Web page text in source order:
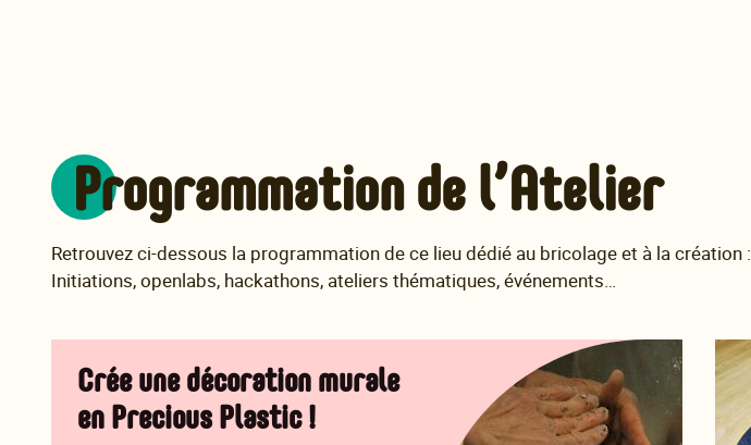
Programmation de l’Atelier
Retrouvez ci-dessous la programmation de ce lieu dédié au bricolage et à la création :
Initiations, openlabs, hackathons, ateliers thématiques, événements…
Crée une décoration murale
en Precious Plastic !